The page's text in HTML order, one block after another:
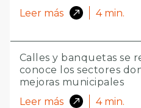
Leer más
4 min.
Calles y banquetas se
conoce los sectores
mejoras municipales
Leer más
4 min.